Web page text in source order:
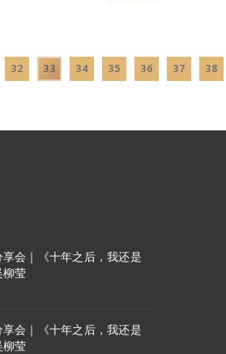
32 33 34 35 36 37 38
会｜《十年之后，我还是
柳莹
会｜《十年之后，我还是
柳莹